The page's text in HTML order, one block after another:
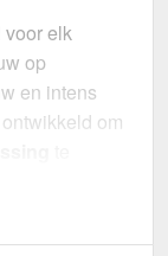
voor elk
op
en intens
om
montage,
coating.